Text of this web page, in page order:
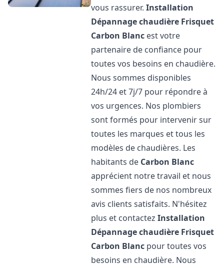
vous rassurer.Installation
Dépannage chaudière Frisquet
Carbon Blanc est votre
partenaire de confiance pour
toutes vos besoins en chaudière.
Nous sommes disponibles
24h/24 et 7j/7 pour répondre à
vos urgences. Nos plombiers
sont formés pour intervenir sur
toutes les marques et tous les
modèles de chaudières. Les
habitants de Carbon Blanc
apprécient notre travail et nous
sommes fiers de nos nombreux
avis clients satisfaits. N'hésitez
plus et contactezInstallation
Dépannage chaudière Frisquet
Carbon Blanc pour toutes vos
besoins en chaudière. Nous